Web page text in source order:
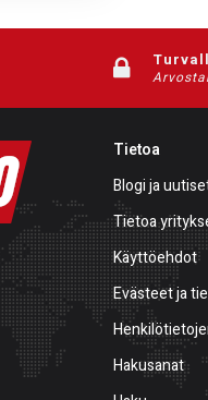
Tietoa
Blogi ja
Tietoa
Käyttöehdot
Evästeet ja
Hakusanat